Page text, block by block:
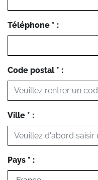
Téléphone * :
Code postal * :
Ville * :
Pays * :